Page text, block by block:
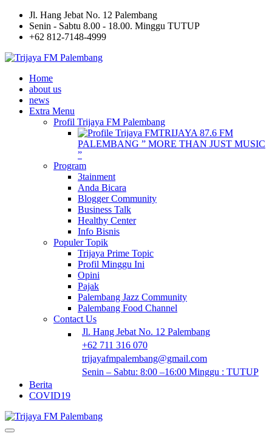
Jl. Hang Jebat No. 12 Palembang
Senin - Sabtu 8.00 - 18.00. Minggu TUTUP
+62 812-7148-4999
Home
about us
news
Extra Menu
Profil Trijaya FM Palembang
TRIJAYA 87.6 FM
PALEMBANG ” MORE THAN JUST MUSIC
”
Program
3tainment
Anda Bicara
Blogger Community
Business Talk
Healthy Center
Info Bisnis
Populer Topik
Trijaya Prime Topic
Profil Minggu Ini
Opini
Pajak
Palembang Jazz Community
Palembang Food Channel
Contact Us
Jl. Hang Jebat No. 12 Palembang
+62 711 316 070
trijayafmpalembang@gmail.com
Senin – Sabtu: 8:00 –16:00 Minggu : TUTUP
Berita
COVID19